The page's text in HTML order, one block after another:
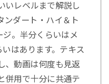
いレベルまで解説し
ンダート・ハイ＆ト
。半分くらいはメ
はあります。テキス
、動画は何度も見返
併用で十分に共通テ